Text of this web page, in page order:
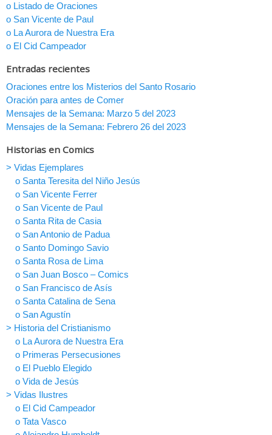
o Listado de Oraciones
o San Vicente de Paul
o La Aurora de Nuestra Era
o El Cid Campeador
Entradas recientes
Oraciones entre los Misterios del Santo Rosario
Oración para antes de Comer
Mensajes de la Semana: Marzo 5 del 2023
Mensajes de la Semana: Febrero 26 del 2023
Historias en Comics
> Vidas Ejemplares
o Santa Teresita del Niño Jesús
o San Vicente Ferrer
o San Vicente de Paul
o Santa Rita de Casia
o San Antonio de Padua
o Santo Domingo Savio
o Santa Rosa de Lima
o San Juan Bosco – Comics
o San Francisco de Asís
o Santa Catalina de Sena
o San Agustín
> Historia del Cristianismo
o La Aurora de Nuestra Era
o Primeras Persecusiones
o El Pueblo Elegido
o Vida de Jesús
> Vidas Ilustres
o El Cid Campeador
o Tata Vasco